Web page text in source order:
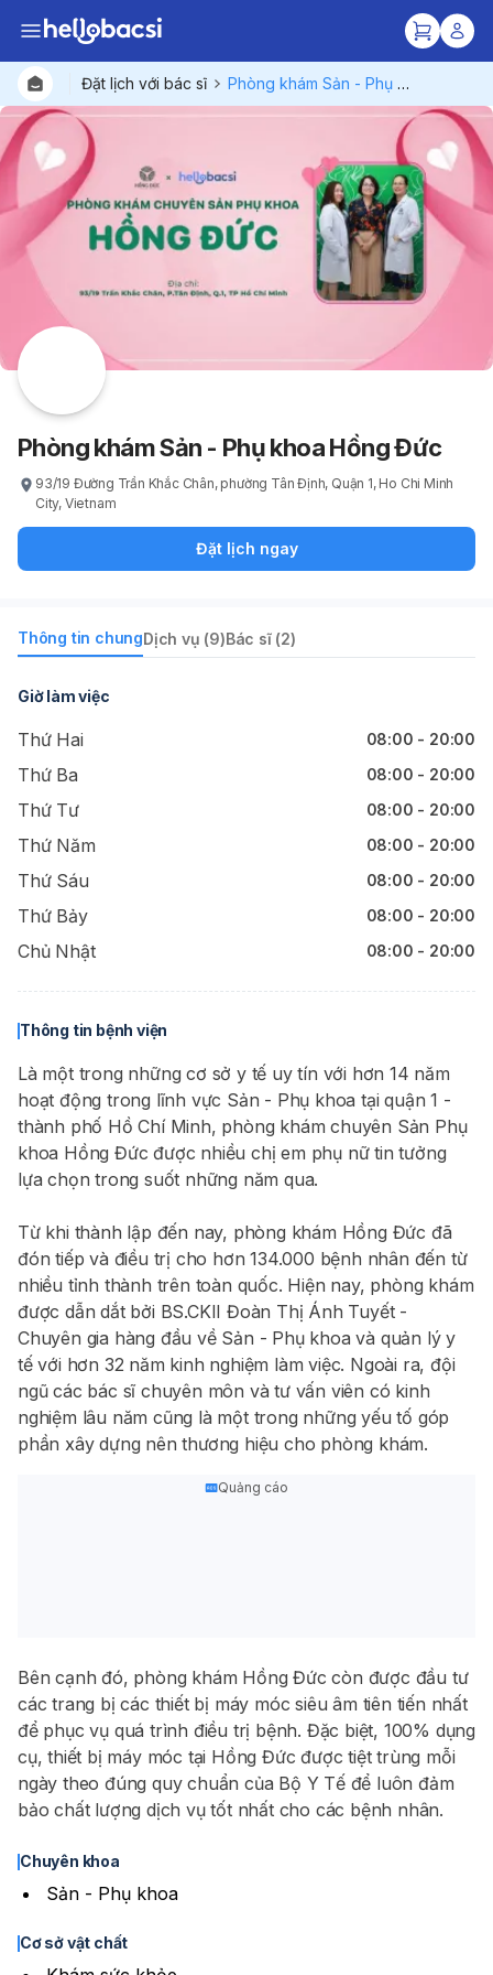
Đặt lịch với bác sĩ Phòng khám Sản - Phụ khoa Hồng Đức
Phòng khám Sản - Phụ khoa Hồng Đức
93/19 Đường Trần Khắc Chân, phường Tân Định, Quận 1, Ho Chi Minh
City, Vietnam
Đặt lịch ngay
Thông tin chungDịch vụ (9)Bác sĩ (2)
Giờ làm việc
Thứ Hai 08:00 - 20:00
Thứ Ba 08:00 - 20:00
Thứ Tư 08:00 - 20:00
Thứ Năm 08:00 - 20:00
Thứ Sáu 08:00 - 20:00
Thứ Bảy 08:00 - 20:00
Chủ Nhật 08:00 - 20:00
Thông tin bệnh viện
Là một trong những cơ sở y tế uy tín với hơn 14 năm
hoạt động trong lĩnh vực Sản - Phụ khoa tại quận 1 -
thành phố Hồ Chí Minh, phòng khám chuyên Sản Phụ
khoa Hồng Đức được nhiều chị em phụ nữ tin tưởng
lựa chọn trong suốt những năm qua.
Từ khi thành lập đến nay, phòng khám Hồng Đức đã
đón tiếp và điều trị cho hơn 134.000 bệnh nhân đến từ
nhiều tỉnh thành trên toàn quốc. Hiện nay, phòng khám
được dẫn dắt bởi BS.CKII Đoàn Thị Ánh Tuyết -
Chuyên gia hàng đầu về Sản - Phụ khoa và quản lý y
tế với hơn 32 năm kinh nghiệm làm việc. Ngoài ra, đội
ngũ các bác sĩ chuyên môn và tư vấn viên có kinh
nghiệm lâu năm cũng là một trong những yếu tố góp
phần xây dựng nên thương hiệu cho phòng khám.
Quảng cáo
Bên cạnh đó, phòng khám Hồng Đức còn được đầu tư
các trang bị các thiết bị máy móc siêu âm tiên tiến nhất
để phục vụ quá trình điều trị bệnh. Đặc biệt, 100% dụng
cụ, thiết bị máy móc tại Hồng Đức được tiệt trùng mỗi
ngày theo đúng quy chuẩn của Bộ Y Tế để luôn đảm
bảo chất lượng dịch vụ tốt nhất cho các bệnh nhân.
Chuyên khoa
Sản - Phụ khoa
Cơ sở vật chất